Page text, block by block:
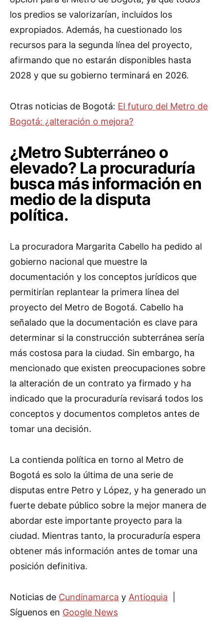
los predios se valorizarían, incluidos los
expropiados. Además, ha cuestionado los
recursos para la segunda línea del proyecto,
afirmando que no estarán disponibles hasta
2028 y que su gobierno terminará en 2026.
Otras noticias de Bogotá: El futuro del Metro de
Bogotá: ¿alteración o mejora?
¿Metro Subterráneo o
elevado? La procuraduría
busca más información en
medio de la disputa
política.
La procuradora Margarita Cabello ha pedido al
gobierno nacional que muestre la
documentación y los conceptos jurídicos que
permitirían replantear la primera línea del
proyecto del Metro de Bogotá. Cabello ha
señalado que la documentación es clave para
determinar si la construcción subterránea sería
más costosa para la ciudad. Sin embargo, ha
mencionado que existen preocupaciones sobre
la alteración de un contrato ya firmado y ha
indicado que la procuraduría revisará todos los
conceptos y documentos completos antes de
tomar una decisión.
La contienda política en torno al Metro de
Bogotá es solo la última de una serie de
disputas entre Petro y López, y ha generado un
fuerte debate público sobre la mejor manera de
abordar este importante proyecto para la
ciudad. Mientras tanto, la procuraduría espera
obtener más información antes de tomar una
posición definitiva.
Noticias de Cundinamarca y Antioquia
Síguenos en Google News